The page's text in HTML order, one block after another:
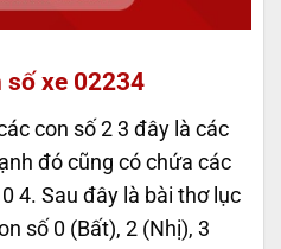
số xe 02234
con số 2 3 đây là các
đó cũng có chứa các
4. Sau đây là bài thơ lục
số 0 (Bất), 2 (Nhị), 3